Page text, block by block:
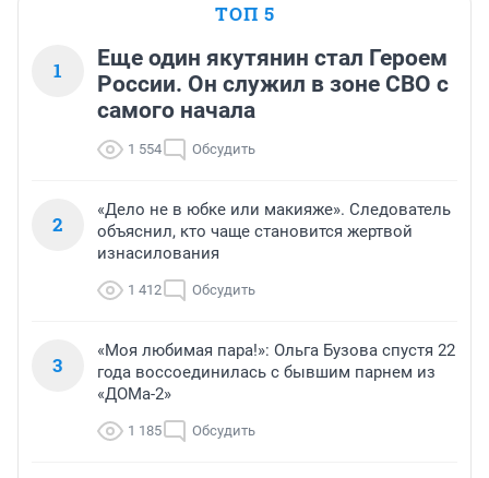
ТОП 5
1
Еще один якутянин стал Героем
России. Он служил в зоне СВО с
самого начала
1 554 Обсудить
2
«Дело не в юбке или макияже». Следователь
объяснил, кто чаще становится жертвой
изнасилования
1 412 Обсудить
3
«Моя любимая пара!»: Ольга Бузова спустя 22
года воссоединилась с бывшим парнем из
«ДОМа-2»
1 185 Обсудить